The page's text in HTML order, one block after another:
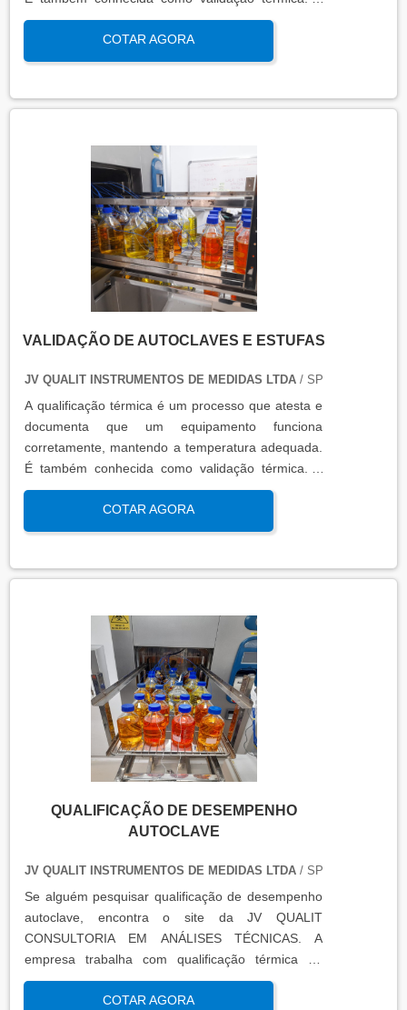
qualificação térmica é importante para garantir a
qualidade e eficiência de equipamentos que
precisam de controle de temperatura. É aplicada a
produtos, como autoclaves, estufas, câmaras frias,
qualificação térmica é apresentado em um relatório
técnico que contém informações como gráficos,
certificados de calibração e a conclusão das
condições funcionais.
COTAR AGORA
VALIDAÇÃO DE AUTOCLAVES E ESTUFAS
JV QUALIT INSTRUMENTOS DE MEDIDAS LTDA/ SP
A qualificação térmica é um processo que atesta e
documenta que um equipamento funciona
corretamente, mantendo a temperatura adequada.
É também conhecida como validação térmica. A
qualificação térmica é importante para garantir a
qualidade e eficiência de equipamentos que
precisam de controle de temperatura. É aplicada a
produtos, como autoclaves, estufas, câmaras frias,
qualificação térmica é apresentado em um relatório
técnico que contém informações como gráficos,
certificados de calibração e a conclusão das
condições funcionais.
COTAR AGORA
QUALIFICAÇÃO DE DESEMPENHO
AUTOCLAVE
JV QUALIT INSTRUMENTOS DE MEDIDAS LTDA/ SP
Se alguém pesquisar qualificação de desempenho
autoclave, encontra o site da JV QUALIT
CONSULTORIA EM ANÁLISES TÉCNICAS. A
empresa trabalha com qualificação térmica de
equipamentos e engenharia, disponibilizando o que
há de mais atual para garantir a qualidade final
COTAR AGORA